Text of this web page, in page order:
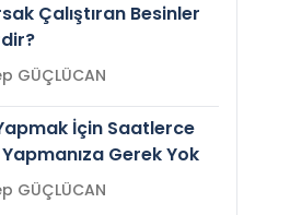
Çalıştıran Besinler
Zeynep GÜÇLÜCAN
İçin Saatlerce
Gerek Yok
Zeynep GÜÇLÜCAN